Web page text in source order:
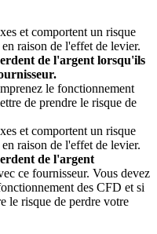
et comportent un risque
raison de l'effet de levier.
de l'argent lorsqu'ils
le fonctionnement
de prendre le risque de
et comportent un risque
raison de l'effet de levier.
de l'argent
ce fournisseur. Vous devez
des CFD et si
le risque de perdre votre